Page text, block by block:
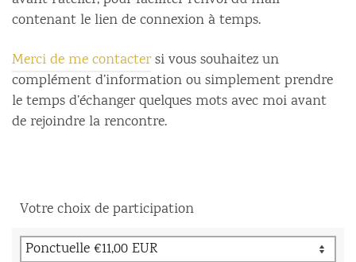
contenant le lien de connexion à temps.
Merci de me contactersi vous souhaitez un
complément d’information ou simplement prendre
le temps d’échanger quelques mots avec moi avant
de rejoindre la rencontre.
Votre choix de participation